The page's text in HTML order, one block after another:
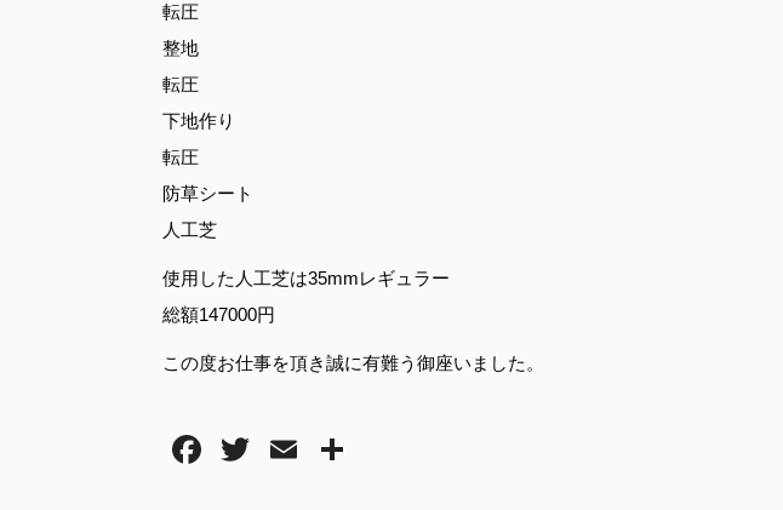
転圧
整地
転圧
下地作り
転圧
防草シート
人工芝
使用した人工芝は35mmレギュラー
総額147000円
この度お仕事を頂き誠に有難う御座いました。